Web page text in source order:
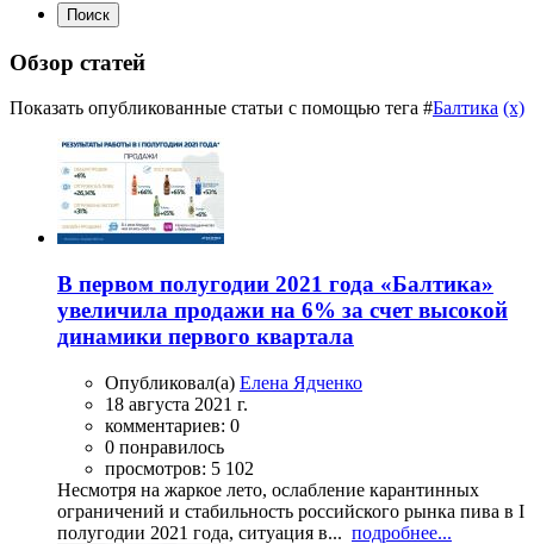
Поиск
Обзор статей
Показать опубликованные статьи с помощью тега #Балтика (x)
В первом полугодии 2021 года «Балтика»
увеличила продажи на 6% за счет высокой
динамики первого квартала
Опубликовал(а) Елена Ядченко
18 августа 2021 г.
комментариев: 0
0 понравилось
просмотров: 5 102
Несмотря на жаркое лето, ослабление карантинных
ограничений и стабильность российского рынка пива в I
полугодии 2021 года, ситуация в... подробнее...